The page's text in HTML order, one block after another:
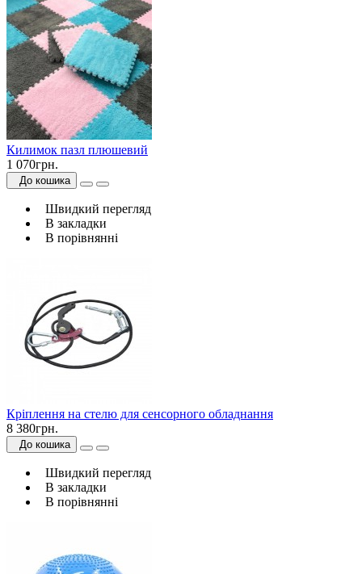
Килимок пазл плюшевий
1 070грн.
До кошика
Швидкий перегляд
В закладки
В порівнянні
Кріплення на стелю для сенсорного обладнання
8 380грн.
До кошика
Швидкий перегляд
В закладки
В порівнянні